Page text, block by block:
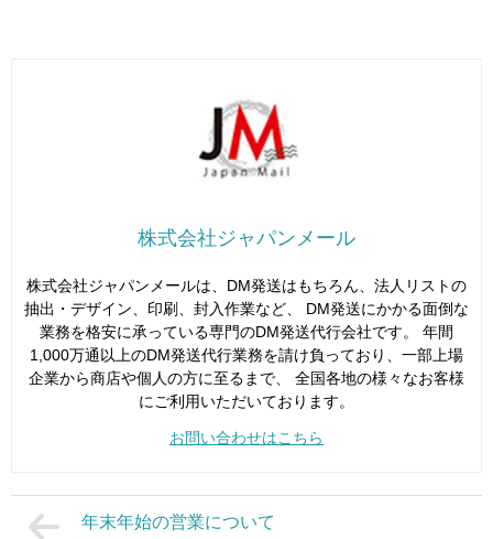
株式会社ジャパンメール
株式会社ジャパンメールは、DM発送はもちろん、法人リストの
抽出・デザイン、印刷、封入作業など、 DM発送にかかる面倒な
業務を格安に承っている専門のDM発送代行会社です。 年間
1,000万通以上のDM発送代行業務を請け負っており、一部上場
企業から商店や個人の方に至るまで、 全国各地の様々なお客様
にご利用いただいております。
お問い合わせはこちら
年末年始の営業について